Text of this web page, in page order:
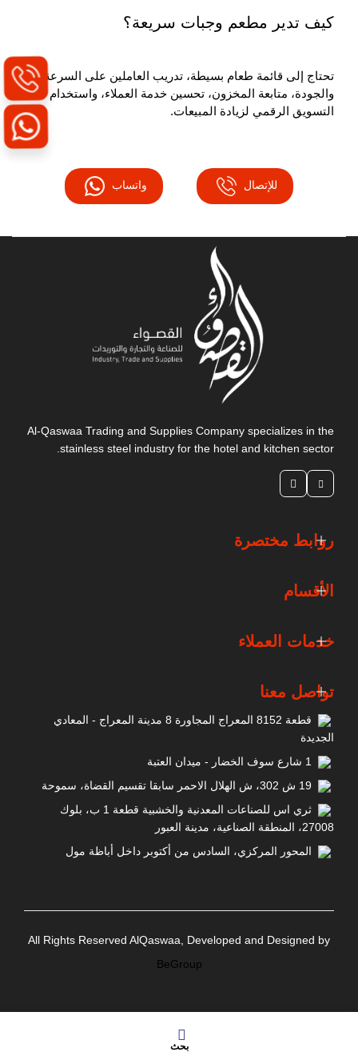
كيف تدير مطعم وجبات سريعة؟
تحتاج إلى قائمة طعام بسيطة، تدريب العاملين على السرعة
والجودة، متابعة المخزون، تحسين خدمة العملاء، واستخدام
التسويق الرقمي لزيادة المبيعات.
للإتصال واتساب
Al-Qaswaa Trading and Supplies Company specializes in the
stainless steel industry for the hotel and kitchen sector.
روابط مختصرة
الأقسام
خدمات العملاء
تواصل معنا
قطعة 8152 المعراج المجاورة 8 مدينة المعراج - المعادي
الجديدة
ثري اس للصناعات المعدنية والخشبية قطعة 1 ب، بلوك
27008، المنطقة الصناعية، مدينة العبور
المحور المركزي، السادس من أكتوبر داخل أباظة مول
All Rights Reserved AlQaswaa, Developed and Designed by
BeGroup
بحث